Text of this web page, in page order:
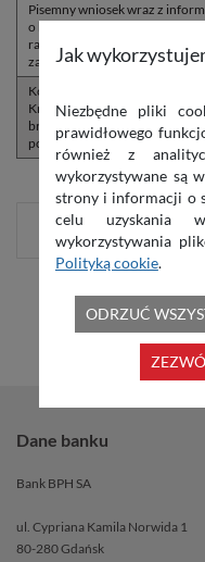
Jak
Niezbędne pliki
prawidłowego
również z
wykorzystywane są
strony i informacji o
celu uzyskania
wykorzystywania
Polityką cookie.
ODRZUĆ
Pisemny wniosek wraz z
o kwocie zobowiązania,
raty miesięcznej oraz
zabezpieczeniu.
Kopia dowodów osobistych
Kredytobiorców, a w
braku - kopia innego dokumentu
potwierdzającego tożsamość.
Źródło dochodu
Dane banku
Bank BPH SA
ul. Cypriana Kamila Norwida 1
80-280 Gdańsk